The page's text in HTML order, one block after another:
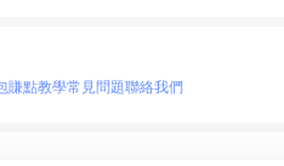
賺點教學常見問題聯絡我們